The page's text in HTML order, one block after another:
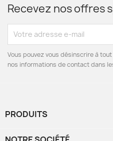
Recevez nos offres
Vous pouvez vous désinscrire à
nos informations de contact dans
PRODUITS